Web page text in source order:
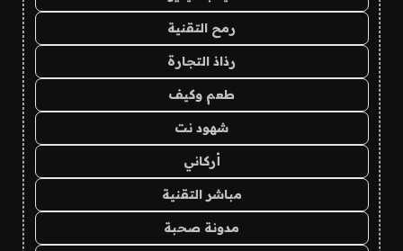
رمح التقنية
رذاذ التجارة
طعم وكيف
شهود نت
أركاني
مباشر التقنية
مدونة صحبة